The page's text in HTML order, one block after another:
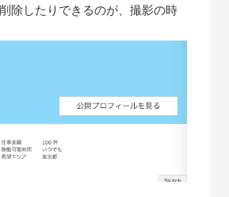
除したりできるのが、撮影の時